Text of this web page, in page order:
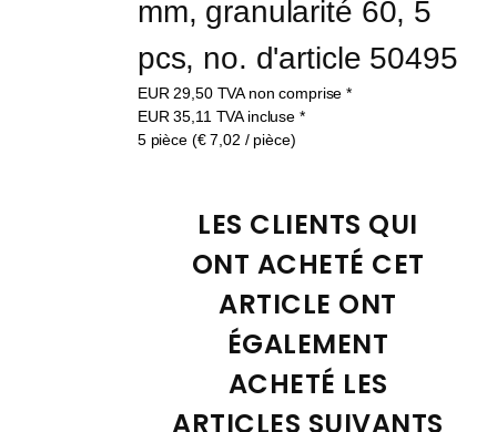
mm, granularité 60, 5
pcs, no. d'article 50495
EUR 29,50 TVA non comprise *
EUR35,11 TVA incluse *
5 pièce (€ 7,02 / pièce)
LES CLIENTS QUI
ONT ACHETÉ CET
ARTICLE ONT
ÉGALEMENT
ACHETÉ LES
ARTICLES SUIVANTS